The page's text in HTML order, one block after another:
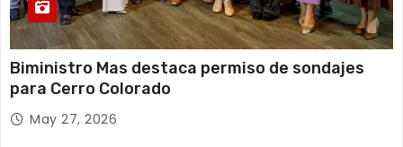
Biministro Mas destaca permiso de sondajes
para Cerro Colorado
May 27, 2026